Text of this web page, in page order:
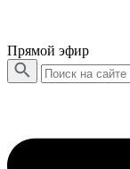
Прямой эфир